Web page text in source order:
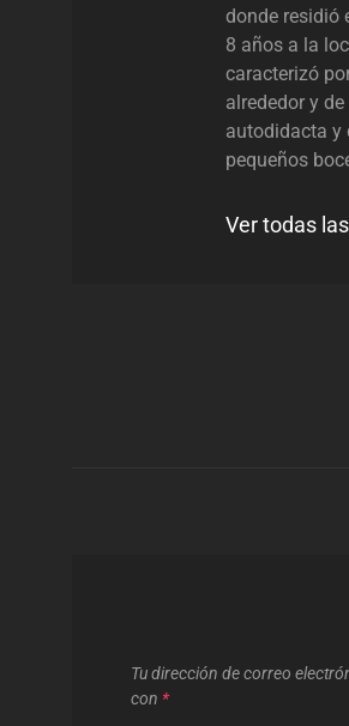
donde residió
8 años a la
caracterizó
alrededor y
autodidacta y
pequeños
Ver todas
Tu dirección de correo
con *